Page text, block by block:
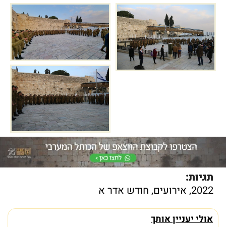
תגיות:
2022
, אירועים, חודש אדר א
אולי יעניין אותך